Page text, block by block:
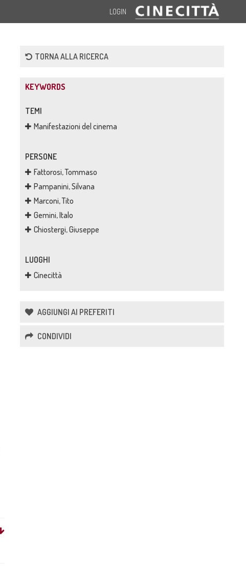
LOGIN
TORNA ALLA RICERCA
KEYWORDS
TEMI
Manifestazioni del cinema
PERSONE
Fattorosi, Tommaso
Pampanini, Silvana
Marconi, Tito
Gemini, Italo
Chiostergi, Giuseppe
LUOGHI
Cinecittà
AGGIUNGI AI PREFERITI
CONDIVIDI